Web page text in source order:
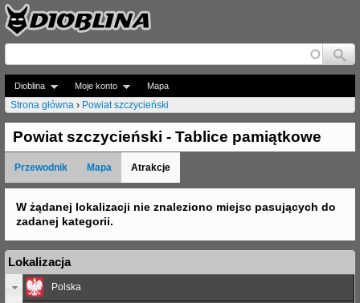
Jump to navigation
Dioblina Moje konto Mapa
J
e
s
e
ś
t
Strona główna › Powiat szczycieński
Powiat szczycieński - Tablice pamiątkowe
Przewodnik Mapa Atrakcje
W żądanej lokalizacji nie znaleziono miejsc pasujących do
zadanej kategorii.
Lokalizacja
Polska